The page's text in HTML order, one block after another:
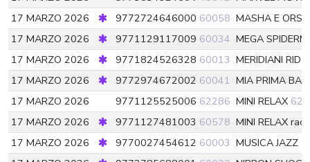
17 MARZO 2026
9772724646000 60058 MASHA E
17 MARZO 2026
9771129117009 60034 MEGA
17 MARZO 2026
9771824526328 60013 MERIDIANI RID
17 MARZO 2026
9772974672002 60041 MIA PRIMA
17 MARZO 2026
9771125525006 62286 MINI RELAX
17 MARZO 2026
9771127481003 60578 MINI RELAX
17 MARZO 2026
9770027454612 60003 MUSICA JAZZ